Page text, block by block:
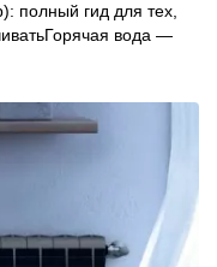
полный гид для тех,
вода —